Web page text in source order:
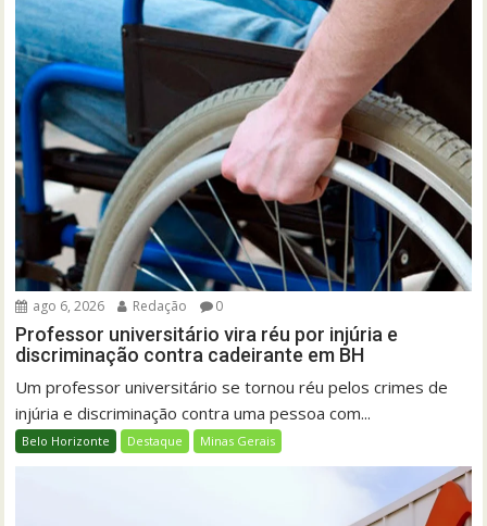
ago 6, 2026 Redação 0
Professor universitário vira réu por injúria e
discriminação contra cadeirante em BH
Um professor universitário se tornou réu pelos crimes de
injúria e discriminação contra uma pessoa com...
Belo Horizonte Destaque Minas Gerais